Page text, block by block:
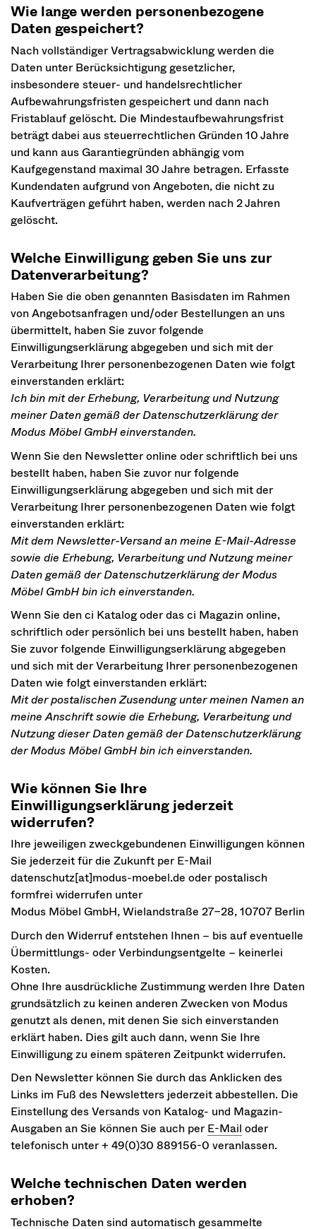
Wie lange werden personenbezogene
Daten gespeichert?
Nach vollständiger Vertragsabwicklung werden die
Daten unter Berücksichtigung gesetzlicher,
insbesondere steuer- und handelsrechtlicher
Aufbewahrungsfristen gespeichert und dann nach
Fristablauf gelöscht. Die Mindestaufbewahrungsfrist
beträgt dabei aus steuerrechtlichen Gründen 10 Jahre
und kann aus Garantiegründen abhängig vom
Kaufgegenstand maximal 30 Jahre betragen. Erfasste
Kundendaten aufgrund von Angeboten, die nicht zu
Kaufverträgen geführt haben, werden nach 2 Jahren
gelöscht.
Welche Einwilligung geben Sie uns zur
Datenverarbeitung?
Haben Sie die oben genannten Basisdaten im Rahmen
von Angebotsanfragen und/oder Bestellungen an uns
übermittelt, haben Sie zuvor folgende
Einwilligungserklärung abgegeben und sich mit der
Verarbeitung Ihrer personenbezogenen Daten wie folgt
einverstanden erklärt:
Ich bin mit der Erhebung, Verarbeitung und Nutzung
meiner Daten gemäß der Datenschutzerklärung der
Modus Möbel GmbH einverstanden.
Wenn Sie den Newsletter online oder schriftlich bei uns
bestellt haben, haben Sie zuvor nur folgende
Einwilligungserklärung abgegeben und sich mit der
Verarbeitung Ihrer personenbezogenen Daten wie folgt
einverstanden erklärt:
Mit dem Newsletter-Versand an meine E-Mail-Adresse
sowie die Erhebung, Verarbeitung und Nutzung meiner
Daten gemäß der Datenschutzerklärung der Modus
Möbel GmbH bin ich einverstanden.
Wenn Sie den ci Katalog oder das ci Magazin online,
schriftlich oder persönlich bei uns bestellt haben, haben
Sie zuvor folgende Einwilligungserklärung abgegeben
und sich mit der Verarbeitung Ihrer personenbezogenen
Daten wie folgt einverstanden erklärt:
Mit der postalischen Zusendung unter meinen Namen an
meine Anschrift sowie die Erhebung, Verarbeitung und
Nutzung dieser Daten gemäß der Datenschutzerklärung
der Modus Möbel GmbH bin ich einverstanden.
Wie können Sie Ihre
Einwilligungserklärung jederzeit
widerrufen?
Ihre jeweiligen zweckgebundenen Einwilligungen können
Sie jederzeit für die Zukunft per E-Mail
datenschutz[at]modus-moebel.de oder postalisch
formfrei widerrufen unter
Modus Möbel GmbH, Wielandstraße 27–28, 10707 Berlin
Durch den Widerruf entstehen Ihnen­ – bis auf eventuelle
Übermittlungs- oder Verbindungsentgelte – keinerlei
Kosten.
Ohne Ihre ausdrückliche Zustimmung werden Ihre Daten
grundsätzlich zu keinen anderen Zwecken von Modus
genutzt als denen, mit denen Sie sich einverstanden
erklärt haben. Dies gilt auch dann, wenn Sie Ihre
Einwilligung zu einem späteren Zeitpunkt widerrufen.
Den Newsletter können Sie durch das Anklicken des
Links im Fuß des Newsletters jederzeit abbestellen. Die
Einstellung des Versands von Katalog- und Magazin-
Ausgaben an Sie können Sie auch perE-Mail oder
telefonisch unter + 49(0)30 889156-0 veranlassen.
Welche technischen Daten werden
erhoben?
Technische Daten sind automatisch gesammelte